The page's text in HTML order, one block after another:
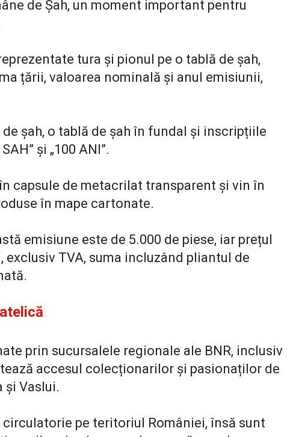
de Șah, un moment important pentru
tura și pionul pe o tablă de șah,
țării, valoarea nominală și anul emisiunii,
șah, o tablă de șah în fundal și inscripțiile
și „100 ANI”.
capsule de metacrilat transparent și vin în
în mape cartonate.
emisiune este de 5.000 de piese, iar prețul
exclusiv TVA, suma incluzând pliantul de
prin sucursalele regionale ale BNR, inclusiv
accesul colecționarilor și pasionaților de
și Vaslui.
pe teritoriul României, însă sunt